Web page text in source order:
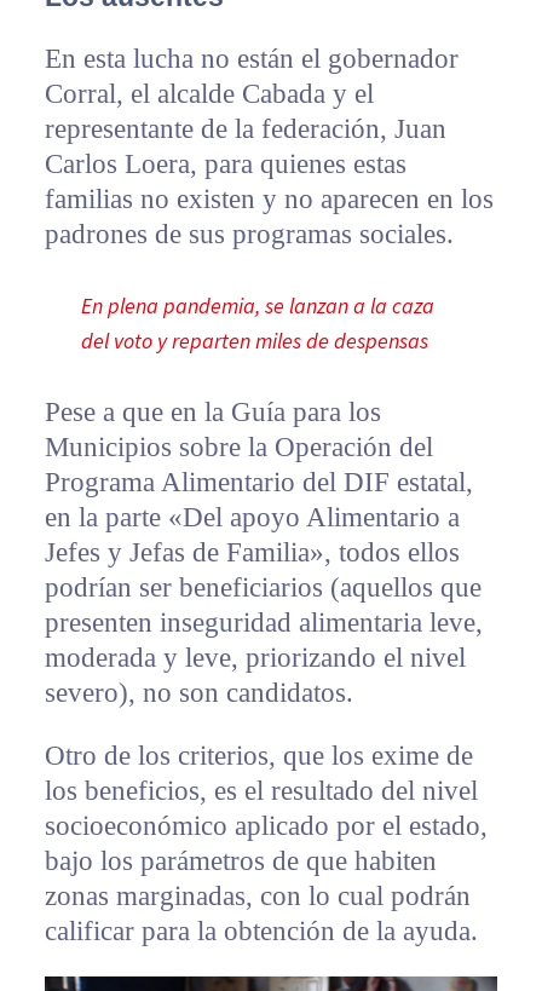
En esta lucha no están el gobernador
Corral, el alcalde Cabada y el
representante de la federación, Juan
Carlos Loera, para quienes estas
familias no existen y no aparecen en los
padrones de sus programas sociales.
En plena pandemia, se lanzan a la caza
del voto y reparten miles de despensas
Pese a que en la Guía para los
Municipios sobre la Operación del
Programa Alimentario del DIF estatal,
en la parte «Del apoyo Alimentario a
Jefes y Jefas de Familia», todos ellos
podrían ser beneficiarios (aquellos que
presenten inseguridad alimentaria leve,
moderada y leve, priorizando el nivel
severo), no son candidatos.
Otro de los criterios, que los exime de
los beneficios, es el resultado del nivel
socioeconómico aplicado por el estado,
bajo los parámetros de que habiten
zonas marginadas, con lo cual podrán
calificar para la obtención de la ayuda.